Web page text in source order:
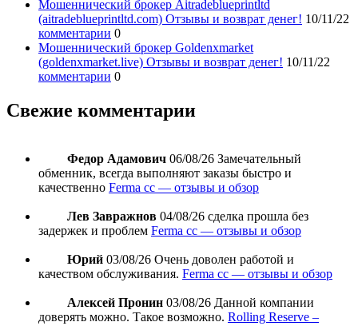
Мошеннический брокер Aitradeblueprintltd
(aitradeblueprintltd.com) Отзывы и возврат денег! 10/11/22
комментарии 0
Мошеннический брокер Goldenxmarket
(goldenxmarket.live) Отзывы и возврат денег! 10/11/22
комментарии 0
Свежие комментарии
Федор Адамович 06/08/26 Замечательный
обменник, всегда выполняют заказы быстро и
качественно Ferma cc — отзывы и обзор
Лев Завражнов 04/08/26 сделка прошла без
задержек и проблем Ferma cc — отзывы и обзор
Юрий 03/08/26 Очень доволен работой и
качеством обслуживания. Ferma cc — отзывы и обзор
Алексей Пронин 03/08/26 Данной компании
доверять можно. Такое возможно. Rolling Reserve –